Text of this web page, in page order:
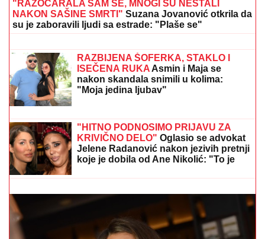
BIVŠI FUDBALER JE OVAKO
INVESTIRAO ZARAĐENE MILIONE
Kupio staru kuću u Igalu i otvorio
bivšoj supruzi posle razvoda
"ZBOG DOKTORKE SAM IZGUBILA
POSAO"Poznata Srpkinja se uništila
estetskim zahvatima, pa vratila